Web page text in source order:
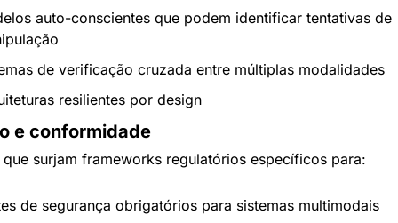
auto-conscientes que podem identificar tentativas de
de verificação cruzada entre múltiplas modalidades
resilientes por design
e conformidade
que surjam frameworks regulatórios específicos para:
de segurança obrigatórios para sistemas multimodais